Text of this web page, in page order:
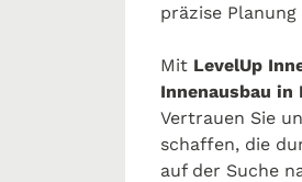
präzise
Mit LevelUp
Innenausbau in
Vertrauen Sie
schaffen, die
auf der Suche